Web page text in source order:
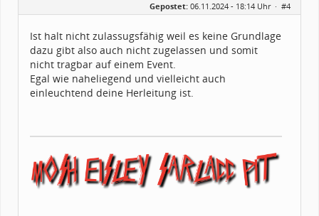
Moloch von Anger Crottendorf
Alter:
47
Forenmitglied seit:07 / 2017
Legion-ID:
10276
Squad-Zugehörigkeit:SWSQ
Kostüme:
Im Profil...
Gepostet: 06.11.2024 - 18:14 Uhr · #4
Ist halt nicht zulassugsfähig weil es keine Grundlage
dazu gibt also auch nicht zugelassen und somit
nicht tragbar auf einem Event.
Egal wie naheliegend und vielleicht auch
einleuchtend deine Herleitung ist.